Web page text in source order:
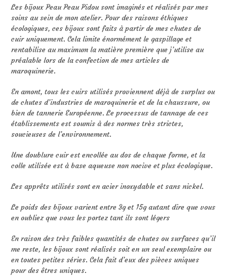
Les bijoux Peau Peau Pidou sont imaginés et réalisés par mes
soins au sein de mon atelier. Pour des raisons éthiques
écologiques, ces bijoux sont faits à partir de mes chutes de
cuir uniquement. Cela limite énormément le gaspillage et
rentabilise au maximum la matière première que j’utilise au
préalable lors de la confection de mes articles de
maroquinerie.
En amont, tous les cuirs utilisés proviennent déjà de surplus ou
de chutes d’industries de maroquinerie et de la chaussure, ou
bien de tannerie Européenne. Le processus de tannage de ces
établissements est soumis à des normes très strictes,
soucieuses de l’environnement.
Une doublure cuir est encollée au dos de chaque forme, et la
colle utilisée est à base aqueuse non nocive et plus écologique.
Les apprêts utilisés sont en acier inoxydable et sans nickel.
Le poids des bijoux varient entre 3g et 15g autant dire que vous
en oubliez que vous les portez tant ils sont légers
En raison des très faibles quantités de chutes ou surfaces qu’il
me reste, les bijoux sont réalisés soit en un seul exemplaire ou
en toutes petites séries. Cela fait d’eux des pièces uniques
pour des êtres uniques.